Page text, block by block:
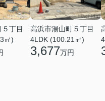
丁目
㎡)
高浜市湯山町５丁目
4LDK (100.21㎡)
3,677万円